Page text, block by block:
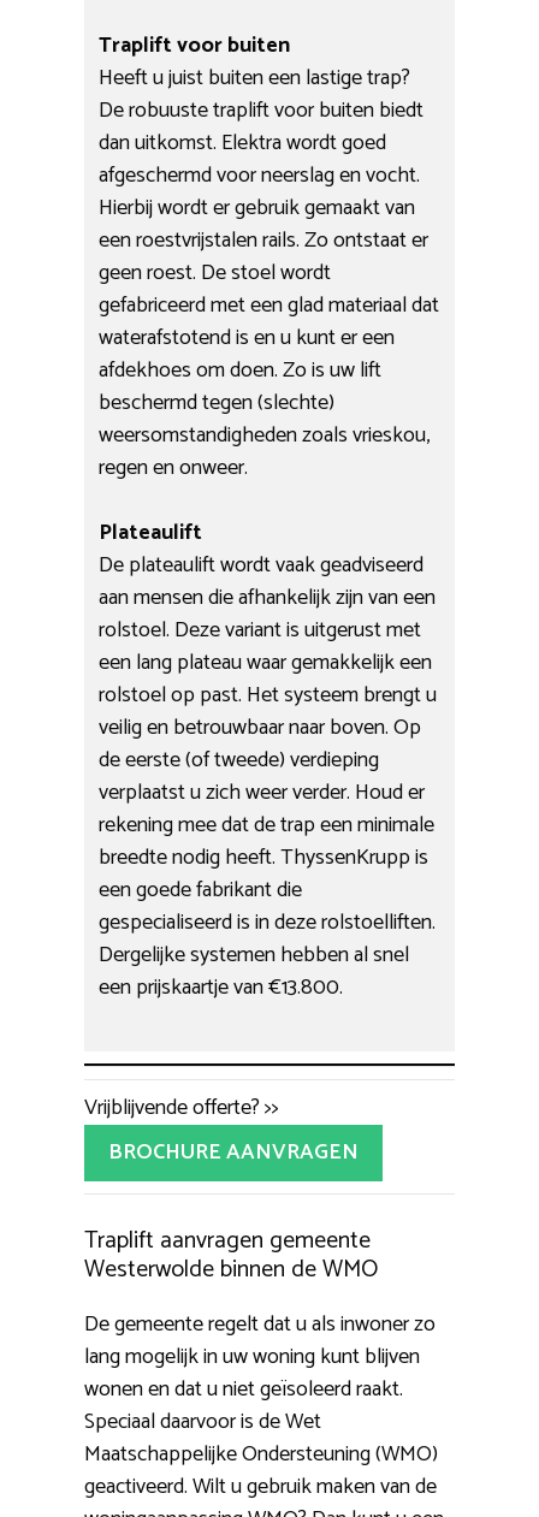
Traplift voor buiten
Heeft u juist buiten een lastige trap?
De robuuste traplift voor buiten biedt
dan uitkomst. Elektra wordt goed
afgeschermd voor neerslag en vocht.
Hierbij wordt er gebruik gemaakt van
een roestvrijstalen rails. Zo ontstaat er
geen roest. De stoel wordt
gefabriceerd met een glad materiaal dat
waterafstotend is en u kunt er een
afdekhoes om doen. Zo is uw lift
beschermd tegen (slechte)
weersomstandigheden zoals vrieskou,
regen en onweer.
Plateaulift
De plateaulift wordt vaak geadviseerd
aan mensen die afhankelijk zijn van een
rolstoel. Deze variant is uitgerust met
een lang plateau waar gemakkelijk een
rolstoel op past. Het systeem brengt u
veilig en betrouwbaar naar boven. Op
de eerste (of tweede) verdieping
verplaatst u zich weer verder. Houd er
rekening mee dat de trap een minimale
breedte nodig heeft. ThyssenKrupp is
een goede fabrikant die
gespecialiseerd is in deze rolstoelliften.
Dergelijke systemen hebben al snel
een prijskaartje van €13.800.
Vrijblijvende offerte? >>
BROCHURE AANVRAGEN
Traplift aanvragen gemeente
Westerwolde binnen de WMO
De gemeente regelt dat u als inwoner zo
lang mogelijk in uw woning kunt blijven
wonen en dat u niet geïsoleerd raakt.
Speciaal daarvoor is de Wet
Maatschappelijke Ondersteuning (WMO)
geactiveerd. Wilt u gebruik maken van de